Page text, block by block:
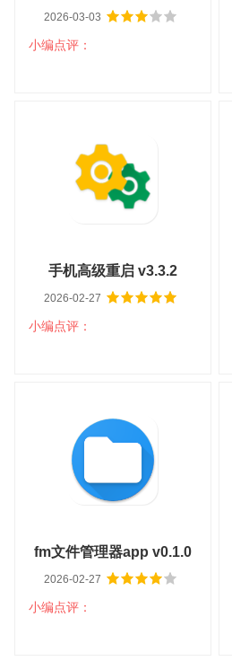
v1.00
2026-03-03
小编点评：
v1.00
分类：系统工具
语言：中文
查看详情
手机高级重启 v3.3.2
2026-02-27
小编点评：
大小：1014KB
平台：安卓
分类：系统工具
语言：中文
查看详情
fm文件管理器app v0.1.0
2026-02-27
小编点评：